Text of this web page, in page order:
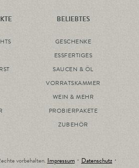
BELIEBTES
GESCHENKE
ESSFERTIGES
SAUCEN & ÖL
VORRATSKAMMER
WEIN & MEHR
PROBIERPAKETE
ZUBEHÖR
vorbehalten.Impressum･Datenschutz･